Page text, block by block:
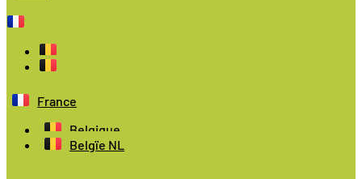
France
Belgique
Belgïe NL